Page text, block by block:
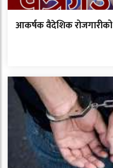
आकर्षक वैदेशिक रोजगारीको